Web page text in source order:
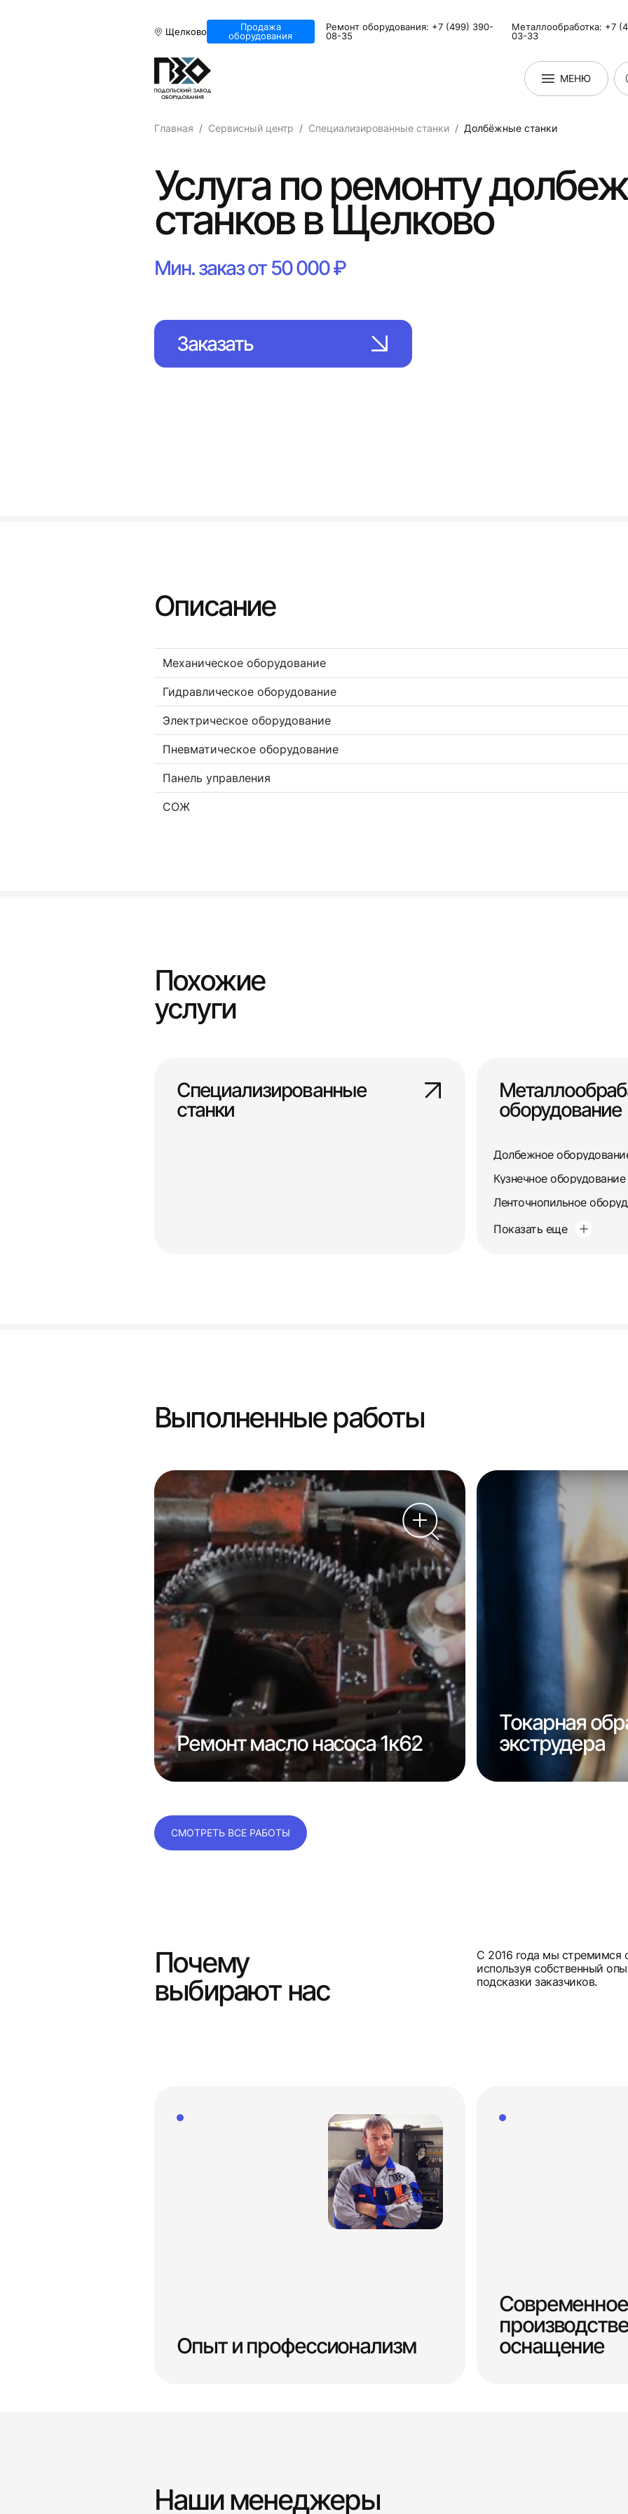
Щелково
Продажа
оборудования
Ремонт оборудования: +7 (499) 390-
08-35
Металлообработка: +7
03-33
МЕНЮ
Главная Сервисный центр Специализированные станки Долбёжные станки
Услуга по ремонту
станков в Щелково
Мин. заказ от 50 000 ₽
Заказать
Описание
Механическое оборудование
Гидравлическое оборудование
Электрическое оборудование
Пневматическое оборудование
Панель управления
СОЖ
Похожие
услуги
Специализированные
станки
оборудование
Долбежное
Кузнечное оборудование
Ленточнопильное
Показать еще
Выполненные работы
Ремонт масло насоса 1к62
Токарная
экструдера
СМОТРЕТЬ ВСЕ РАБОТЫ
Почему
выбирают нас
С 2016 года мы стремимся
используя собственный
подсказки заказчиков.
Опыт и профессионализм
Современное
оснащение
Наши менеджеры